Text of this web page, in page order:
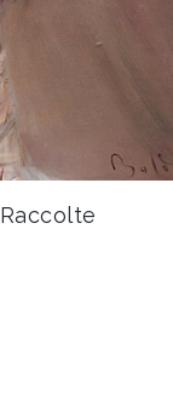
Raccolte